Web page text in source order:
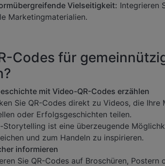
Vielseitigkeit: Integrieren
Marketingmaterialien.
Codes für
mit Video-QR-Codes erzählen
Sie QR-Codes direkt zu Videos, die Ihre
oder Erfolgsgeschichten teilen.
Storytelling ist eine überzeugende
und zum Handeln zu inspirieren.
informieren
Sie QR-Codes auf Broschüren,